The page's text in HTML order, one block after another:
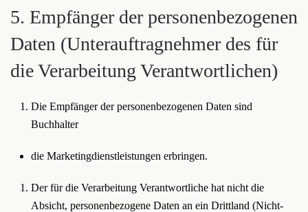
5. Empfänger der personenbezogenen
Daten (Unterauftragnehmer des für
die Verarbeitung Verantwortlichen)
Die Empfänger der personenbezogenen Daten sind
Buchhalter
die Marketingdienstleistungen erbringen.
Der für die Verarbeitung Verantwortliche hat nicht die
Absicht, personenbezogene Daten an ein Drittland (Nicht-